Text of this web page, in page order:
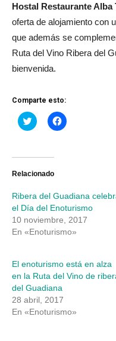
Hostal Restaurante Alba
oferta de alojamiento con
que además se
Ruta del Vino Ribera del
bienvenida.
Comparte esto:
Haz
clic
Twitter
abre
ventana
nueva)
Haz
clic
ventana
nueva)
Relacionado
Ribera del Guadiana
el Día del Enoturismo
10 noviembre, 2017
En «Enoturismo»
El enoturismo está en alza
en la Ruta del Vino de
del Guadiana
28 abril, 2017
En «Enoturismo»